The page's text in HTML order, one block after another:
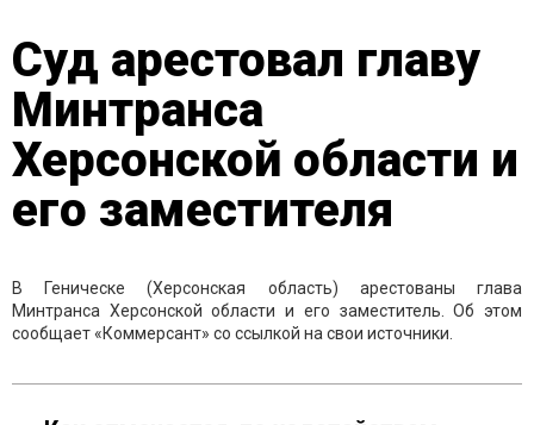
Суд арестовал главу
Минтранса
Херсонской области и
его заместителя
В Геническе (Херсонская область) арестованы глава
Минтранса Херсонской области и его заместитель. Об этом
сообщает «Коммерсант» со ссылкой на свои источники.